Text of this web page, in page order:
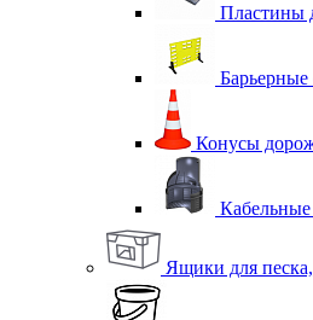
Пластины
Конусы
Ящики для